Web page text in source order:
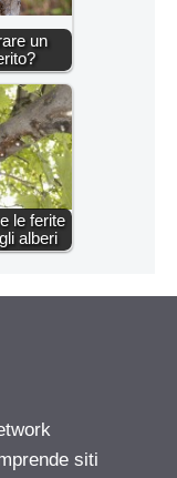
un
le ferite
alberi
siti